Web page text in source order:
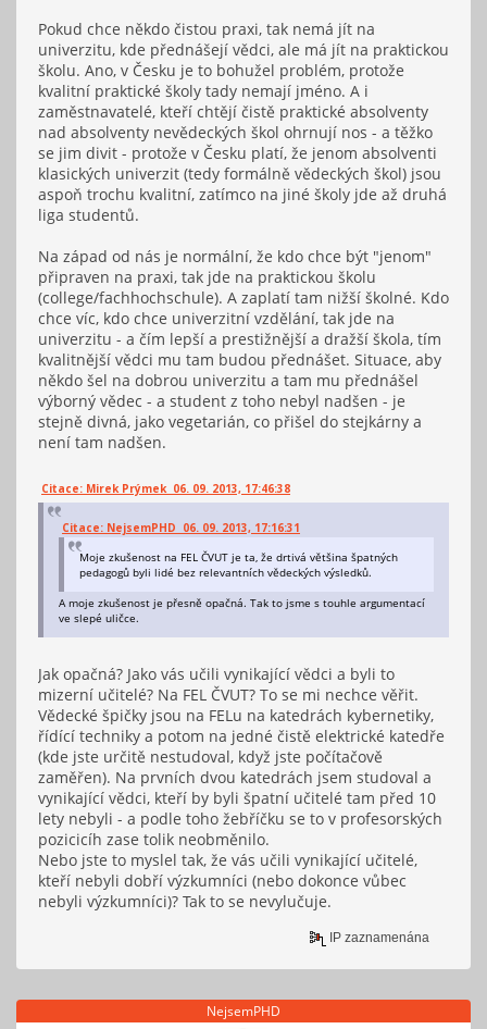
Pokud chce někdo čistou praxi, tak nemá jít na
univerzitu, kde přednášejí vědci, ale má jít na praktickou
školu. Ano, v Česku je to bohužel problém, protože
kvalitní praktické školy tady nemají jméno. A i
zaměstnavatelé, kteří chtějí čistě praktické absolventy
nad absolventy nevědeckých škol ohrnují nos - a těžko
se jim divit - protože v Česku platí, že jenom absolventi
klasických univerzit (tedy formálně vědeckých škol) jsou
aspoň trochu kvalitní, zatímco na jiné školy jde až druhá
liga studentů.
Na západ od nás je normální, že kdo chce být "jenom"
připraven na praxi, tak jde na praktickou školu
(college/fachhochschule). A zaplatí tam nižší školné. Kdo
chce víc, kdo chce univerzitní vzdělání, tak jde na
univerzitu - a čím lepší a prestižnější a dražší škola, tím
kvalitnější vědci mu tam budou přednášet. Situace, aby
někdo šel na dobrou univerzitu a tam mu přednášel
výborný vědec - a student z toho nebyl nadšen - je
stejně divná, jako vegetarián, co přišel do stejkárny a
není tam nadšen.
Citace: Mirek Prýmek 06. 09. 2013, 17:46:38
Citace: NejsemPHD 06. 09. 2013, 17:16:31
Moje zkušenost na FEL ČVUT je ta, že drtivá většina špatných
pedagogů byli lidé bez relevantních vědeckých výsledků.
A moje zkušenost je přesně opačná. Tak to jsme s touhle argumentací
ve slepé uličce.
Jak opačná? Jako vás učili vynikající vědci a byli to
mizerní učitelé? Na FEL ČVUT? To se mi nechce věřit.
Vědecké špičky jsou na FELu na katedrách kybernetiky,
řídící techniky a potom na jedné čistě elektrické katedře
(kde jste určitě nestudoval, když jste počítačově
zaměřen). Na prvních dvou katedrách jsem studoval a
vynikající vědci, kteří by byli špatní učitelé tam před 10
lety nebyli - a podle toho žebříčku se to v profesorských
pozicicíh zase tolik neobměnilo.
Nebo jste to myslel tak, že vás učili vynikající učitelé,
kteří nebyli dobří výzkumníci (nebo dokonce vůbec
nebyli výzkumníci)? Tak to se nevylučuje.
IP zaznamenána
NejsemPHD